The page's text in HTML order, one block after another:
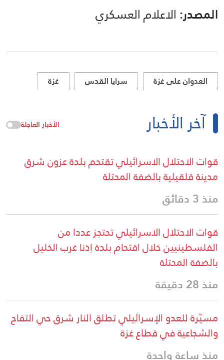
المصدر: الاعلام العسكري
العدوان على غزة سرايا القدس غزة
آخر الأخبار الأخبار العاجلة
قوات الاحتلال الاسرائيلي تقتحم بلدة عزون شرق
مدينة قلقيلية بالضفة المحتلة
منذ 3 دقائق
قوات الاحتلال الاسرائيلي تحتجز عددا من
الفلسطينيين خلال اقتحام بلدة إذنا غرب الخليل
بالضفة المحتلة
منذ 28 دقيقة
مسيّرة للعدو الإسرائيلي تطلق النار شرق حي التفاح
والشجاعية في قطاع غزة
منذ ساعة واحدة